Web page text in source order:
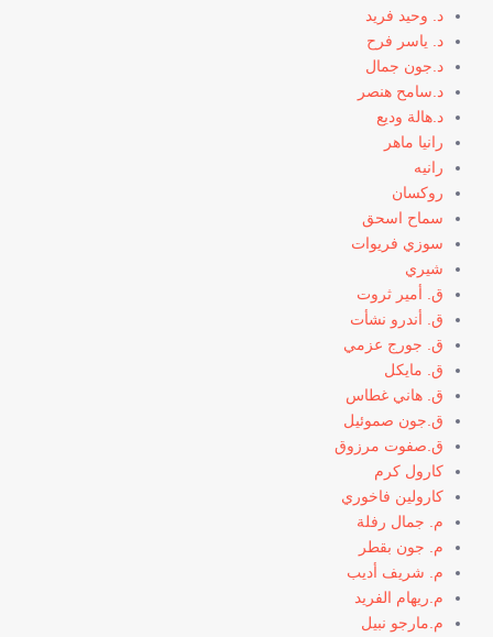
د. وحيد فريد
د. ياسر فرح
د.جون جمال
د.سامح هنصر
د.هالة وديع
رانيا ماهر
رانيه
روكسان
سماح اسحق
سوزي فريوات
شيري
ق. أمير ثروت
ق. أندرو نشأت
ق. جورج عزمي
ق. مايكل
ق. هاني غطاس
ق.جون صموئيل
ق.صفوت مرزوق
كارول كرم
كارولين فاخوري
م. جمال رفلة
م. جون بقطر
م. شريف أديب
م.ريهام الفريد
م.مارجو نبيل